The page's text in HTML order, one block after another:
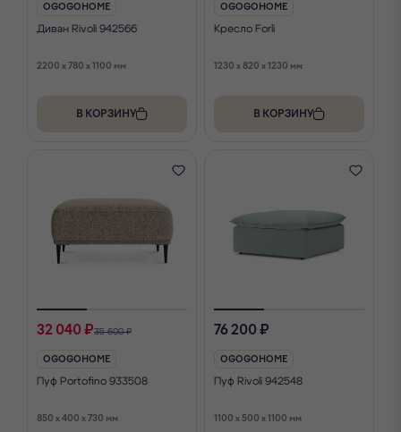
OGOGOHOME
Диван Rivoli 942566
2200 x 780 x 1100 мм
В КОРЗИНУ
OGOGOHOME
Кресло Forli
1230 x 820 x 1230 мм
В КОРЗИНУ
32 040 ₽35 600 ₽
OGOGOHOME
Пуф Portofino 933508
850 x 400 x 730 мм
76 200 ₽
OGOGOHOME
Пуф Rivoli 942548
1100 x 500 x 1100 мм